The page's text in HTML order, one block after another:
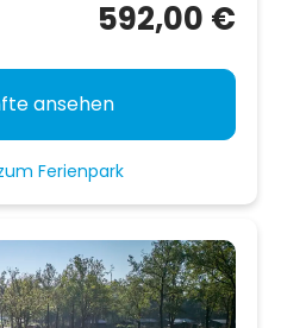
592,00 €
ansehen
Ferienpark